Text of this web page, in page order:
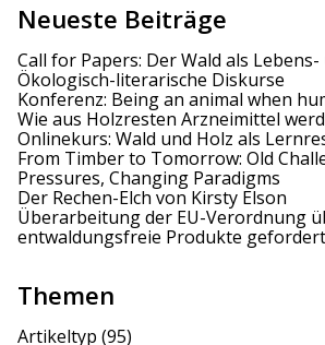
t
i
o
n
Neueste Beiträge
Call for Papers: Der Wald als
Ökologisch-literarische Diskurse
Konferenz: Being an animal when
Wie aus Holzresten Arzneimittel
Onlinekurs: Wald und Holz als
From Timber to Tomorrow: Old
Pressures, Changing Paradigms
Der Rechen-Elch von Kirsty Elson
Überarbeitung der EU-Verordnung
entwaldungsfreie Produkte gefordert
Themen
Artikeltyp (95)